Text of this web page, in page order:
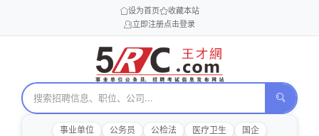
设为首页
收藏本站
立即注册点击登录
事业单位 公务员 公检法 医疗卫生
国企